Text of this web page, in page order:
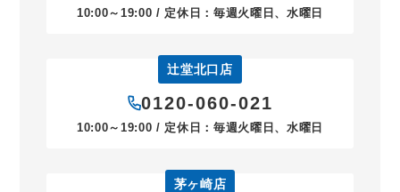
10:00～19:00 / 定休日：毎週火曜日、水曜日
辻堂北口店
0120-060-021
10:00～19:00 / 定休日：毎週火曜日、水曜日
茅ヶ崎店